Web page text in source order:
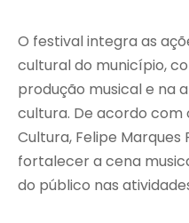
O festival integra as
cultural do município,
produção musical e na
cultura. De acordo
Cultura, Felipe Marques
fortalecer a cena
do público nas